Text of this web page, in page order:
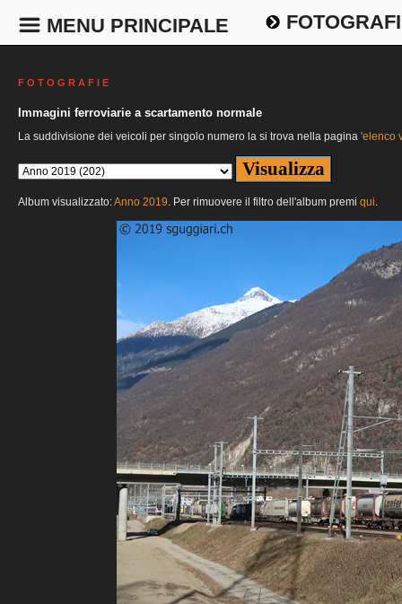
MENU PRINCIPALE
F O T O G R A F I E
Immagini ferroviarie a scartamento normale
La suddivisione dei veicoli per singolo numero la si trova nella pagina 'elenco
Album visualizzato:Anno 2019. Per rimuovere il filtro dell'album premi qui.